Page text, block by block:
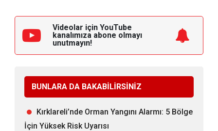
Videolar için YouTube
kanalımıza abone olmayı
unutmayın!
BUNLARA DA BAKABİLİRSİNİZ
Kırklareli’nde Orman Yangını Alarmı: 5 Bölge
İçin Yüksek Risk Uyarısı